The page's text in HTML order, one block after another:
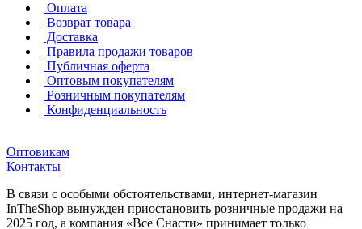
Оплата
Возврат товара
Доставка
Правила продажи товаров
Публичная оферта
Оптовым покупателям
Розничным покупателям
Конфиденциальность
Оптовикам
Контакты
В связи с особыми обстоятельствами, интернет-магазин
InTheShop вынужден приостановить розничные продажи на
2025 год, а компания «Все Снасти» принимает только